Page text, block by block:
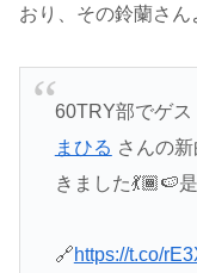
おり、その鈴蘭さん
60TRY部でゲス
まひる さんの
きました💃🏾🍉
🔗https://t.co/